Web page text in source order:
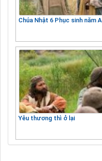
Chúa Nhật 6 Phục sinh năm A
Yêu thương thì ở lại